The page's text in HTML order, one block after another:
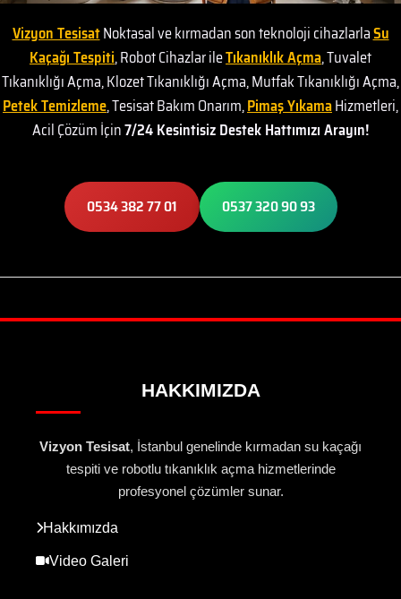
Vizyon TesisatNoktasal ve kırmadan son teknoloji cihazlarlaSu
Kaçağı Tespiti, Robot Cihazlar ileTıkanıklık Açma, Tuvalet
Tıkanıklığı Açma, Klozet Tıkanıklığı Açma, Mutfak Tıkanıklığı Açma,
Petek Temizleme, Tesisat Bakım Onarım,Pimaş YıkamaHizmetleri,
Acil Çözüm İçin7/24 Kesintisiz Destek Hattımızı Arayın!
0534 382 77 01 0537 320 90 93
HAKKIMIZDA
Vizyon Tesisat, İstanbul genelinde kırmadan su kaçağı
tespiti ve robotlu tıkanıklık açma hizmetlerinde
profesyonel çözümler sunar.
Hakkımızda
Video Galeri